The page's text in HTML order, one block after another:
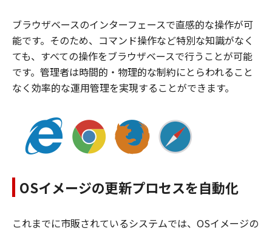
ブラウザベースのインターフェースで直感的な操作が可
能です。そのため、コマンド操作など特別な知識がなく
ても、すべての操作をブラウザベースで行うことが可能
です。管理者は時間的・物理的な制約にとらわれること
なく効率的な運用管理を実現することができます。
OSイメージの更新プロセスを自動化
これまでに市販されているシステムでは、OSイメージの